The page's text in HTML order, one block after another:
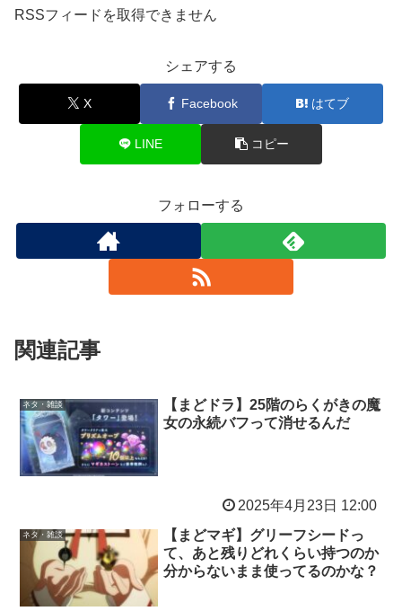
RSSフィードを取得できません
シェアする
X Facebook はてブ
LINE コピー
フォローする
関連記事
ネタ・雑談
【まどドラ】25階のらくがきの魔
女の永続バフって消せるんだ
2025年4月23日 12:00
ネタ・雑談
【まどマギ】グリーフシードっ
て、あと残りどれくらい持つのか
分からないまま使ってるのかな？